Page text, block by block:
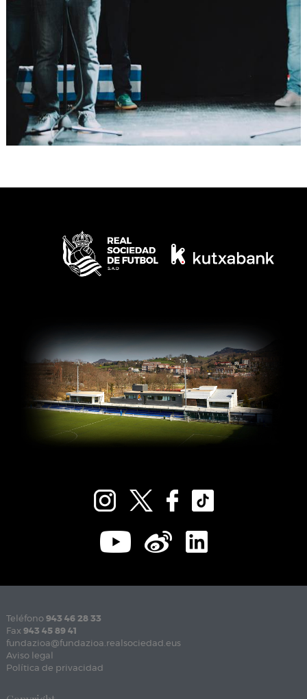
Teléfono 943 46 28 33
Fax 943 45 89 41
fundazioa@fundazioa.realsociedad.eus
Aviso legal
Política de privacidad